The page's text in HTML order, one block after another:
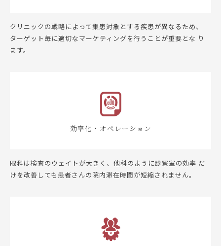
クリニックの戦略によって集患対象とする疾患が異なるため、
ターゲット毎に適切なマーケティングを行うことが重要とな り
ます。
効率化・オペレーション
眼科は検査のウェイトが大きく、他科のように診察室の効率 だ
けを改善しても患者さんの院内滞在時間が短縮されません。